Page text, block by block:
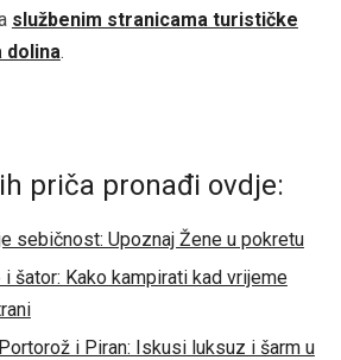
službenim stranicama turističke
dolina.
priča pronađi ovdje:
sebičnost: Upoznaj Žene u pokretu
šator: Kako kampirati kad vrijeme
i Piran: Iskusi luksuz i šarm u